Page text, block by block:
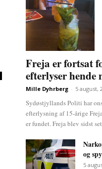
Freja er fortsat
efterlyser
Mille Dyhrberg - 5 august,
Sydøstjyllands Politi har
efterlysning af 15-årige
er fundet. Freja blev sidst
og
5